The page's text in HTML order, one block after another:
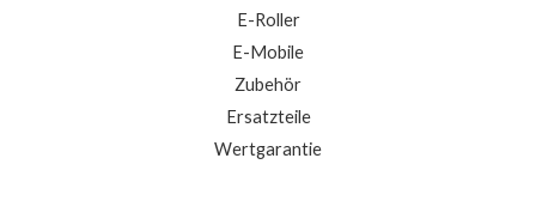
E-Roller
E-Mobile
Zubehör
Ersatzteile
Wertgarantie